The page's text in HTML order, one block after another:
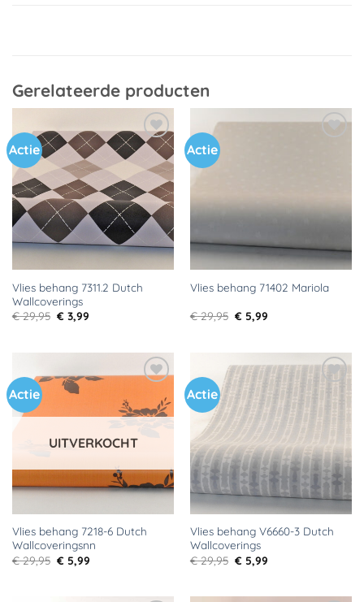
Gerelateerde producten
Actie
Toevoegen
verlanglijst
Vlies behang 7311.2 Dutch
Wallcoverings
€29,95 Oorspronkelijke
prijs
€ 3,99Huidige
Actie
Vlies behang 71402 Mariola
€29,95 Oorspronkelijke
prijs
€ 5,99Huidige
Actie
verlanglijst
UITVERKOCHT
Vlies behang 7218-6 Dutch
Wallcoveringsnn
€29,95 Oorspronkelijke
prijs
€ 5,99Huidige
Actie
Toevoegen
Vlies behang V6660-3 Dutch
Wallcoverings
€29,95 Oorspronkelijke
prijs
€ 5,99Huidige